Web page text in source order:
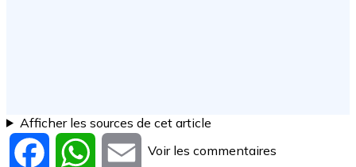
Afficher les sources de cet article
Facebook WhatsApp
Email
Voir les commentaires